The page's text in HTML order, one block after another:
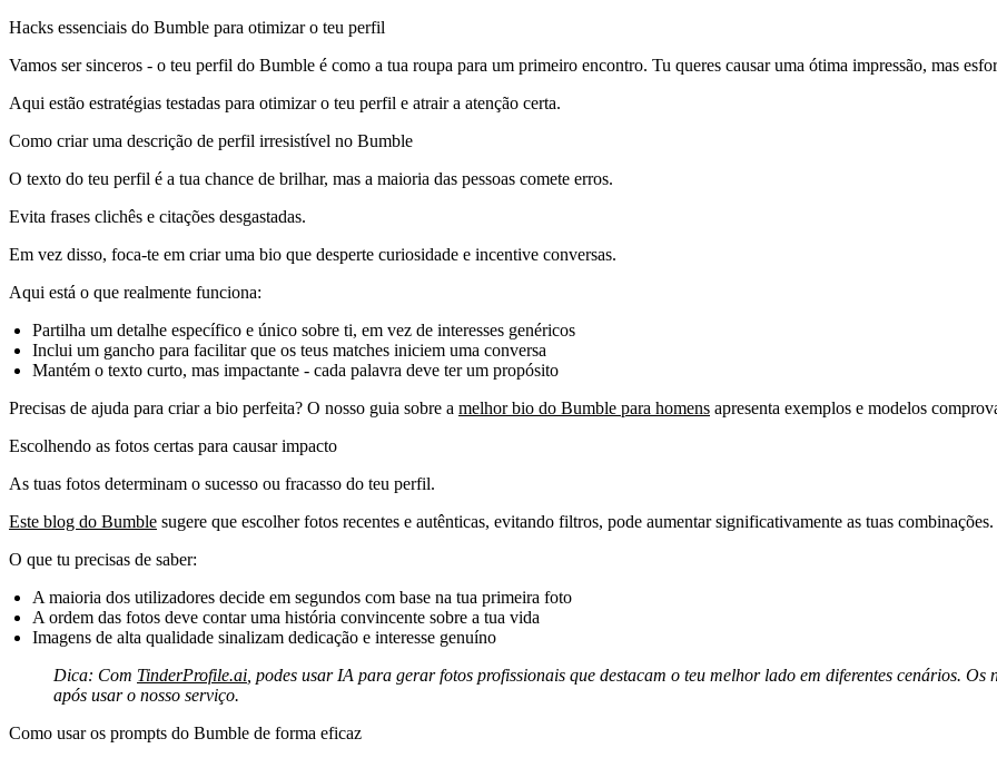
Hacks essenciais do Bumble para otimizar o teu perfil
Vamos ser sinceros - o teu perfil do Bumble é como a tua roupa para um primeiro encontro. Tu queres causar uma ótima impressão, mas
Aqui estão estratégias testadas para otimizar o teu perfil e atrair a atenção certa.
Como criar uma descrição de perfil irresistível no Bumble
O texto do teu perfil é a tua chance de brilhar, mas a maioria das pessoas comete erros.
Evita frases clichês e citações desgastadas.
Em vez disso, foca-te em criar uma bio que desperte curiosidade e incentive conversas.
Aqui está o que realmente funciona:
Partilha um detalhe específico e único sobre ti, em vez de interesses genéricos
Inclui um gancho para facilitar que os teus matches iniciem uma conversa
Mantém o texto curto, mas impactante - cada palavra deve ter um propósito
Precisas de ajuda para criar a bio perfeita? O nosso guia sobre a melhor bio do Bumble para homens apresenta exemplos e modelos
Escolhendo as fotos certas para causar impacto
As tuas fotos determinam o sucesso ou fracasso do teu perfil.
Este blog do Bumble sugere que escolher fotos recentes e autênticas, evitando filtros, pode aumentar significativamente as tuas combinações.
O que tu precisas de saber:
A maioria dos utilizadores decide em segundos com base na tua primeira foto
A ordem das fotos deve contar uma história convincente sobre a tua vida
Imagens de alta qualidade sinalizam dedicação e interesse genuíno
Dica: Com TinderProfile.ai , podes usar IA para gerar fotos profissionais que destacam o teu melhor lado em diferentes cenários.
após usar o nosso serviço.
Como usar os prompts do Bumble de forma eficaz